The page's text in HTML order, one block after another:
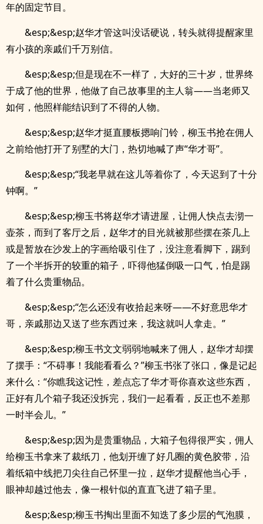
年的固定节目。
&esp;&esp;赵华才管这叫没话硬说，转头就得提醒家里
有小孩的亲戚们千万别信。
&esp;&esp;但是现在不一样了，大好的三十岁，世界终
于成了他的世界，他做了自己故事里的主人翁——当老师又
如何，他照样能结识到了不得的人物。
&esp;&esp;赵华才挺直腰板摁响门铃，柳玉书抢在佣人
之前给他打开了别墅的大门，热切地喊了声“华才哥”。
&esp;&esp;“我老早就在这儿等着你了，今天迟到了十分
钟啊。”
&esp;&esp;柳玉书将赵华才请进屋，让佣人快点去沏一
壶茶，而到了客厅之后，赵华才的目光就被那些摆在茶几上
或是暂放在沙发上的字画给吸引住了，没注意看脚下，踢到
了一个半拆开的较重的箱子，吓得他猛倒吸一口气，怕是踢
着了什么贵重物品。
&esp;&esp;“怎么还没有收拾起来呀——不好意思华才
哥，亲戚那边又送了些东西过来，我这就叫人拿走。”
&esp;&esp;柳玉书文文弱弱地喊来了佣人，赵华才却摆
了摆手：“不碍事！我能看看么？”柳玉书张了张口，像是记起
来什么：“你瞧我这记性，差点忘了华才哥你喜欢这些东西，
正好有几个箱子我还没拆完，我们一起看看，反正也不差那
一时半会儿。”
&esp;&esp;因为是贵重物品，大箱子包得很严实，佣人
给柳玉书拿来了裁纸刀，他划开缠了好几圈的黄色胶带，沿
着纸箱中线把刀尖往自己怀里一拉，赵华才提醒他当心手，
眼神却越过他去，像一根针似的直直飞进了箱子里。
&esp;&esp;柳玉书掏出里面不知迭了多少层的气泡膜，